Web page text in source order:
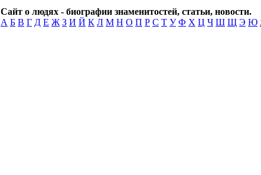
Сайт о людях - биографии знаменитостей, статьи, новости.
А Б В Г Д Е Ж З И Й К Л М Н О П Р С Т У Ф Х Ц Ч Ш Щ Э Ю